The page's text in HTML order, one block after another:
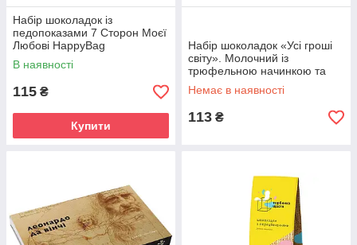
Набір шоколадок із
педопоказами 7 Сторон Моєї
Любові HappyBag
В наявності
115 ₴
Купити
Набір шоколадок «Усі гроші
світу». Молочний із
трюфельною начинкою та
горіховими кранчи.
Немає в наявності
113 ₴